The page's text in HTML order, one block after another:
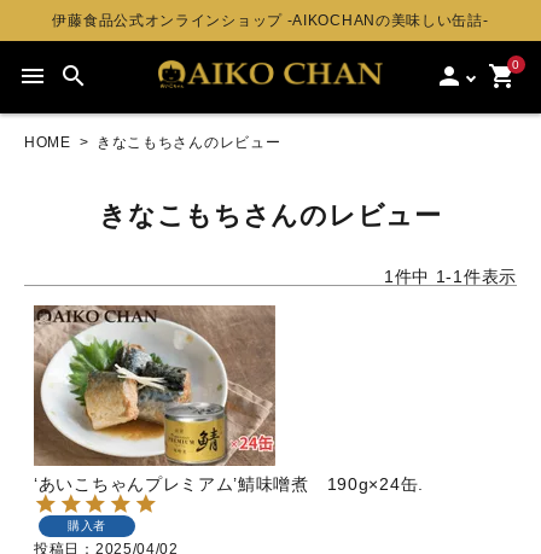
伊藤食品公式オンラインショップ -AIKOCHANの美味しい缶詰-
menu search person 0
shopping_cart
HOME きなこもちさんのレビュー
きなこもちさんのレビュー
1 件中 1-1 件表示
‘あいこちゃんプレミアム’鯖味噌煮 190g×24缶.
購入者
投稿日 2025/04/02